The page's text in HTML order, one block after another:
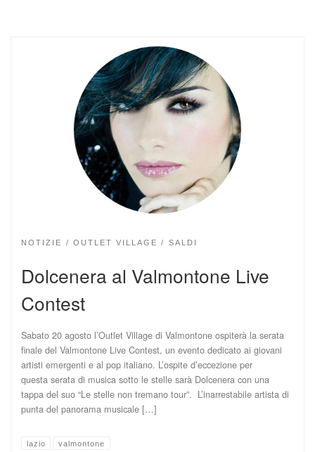
NOTIZIE OUTLET VILLAGE SALDI
Dolcenera al Valmontone Live
Contest
Sabato 20 agosto l’Outlet Village di Valmontone ospiterà la serata
finale del Valmontone Live Contest, un evento dedicato ai giovani
artisti emergenti e al pop italiano. L’ospite d’eccezione per
questa serata di musica sotto le stelle sarà Dolcenera con una
tappa del suo “Le stelle non tremano tour”. L’inarrestabile artista di
punta del panorama musicale […]
lazio valmontone